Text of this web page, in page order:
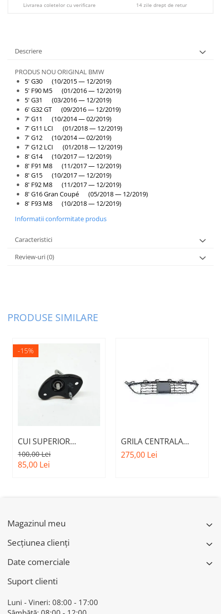
Livrarea coletelor cu verificare 14 zile drept de retur
Descriere
PRODUS NOU ORIGINAL BMW
5' G30 (10/2015 — 12/2019)
5' F90 M5 (01/2016 — 12/2019)
5' G31 (03/2016 — 12/2019)
6' G32 GT (09/2016 — 12/2019)
7' G11 (10/2014 — 02/2019)
7' G11 LCI (01/2018 — 12/2019)
7' G12 (10/2014 — 02/2019)
7' G12 LCI (01/2018 — 12/2019)
8' G14 (10/2017 — 12/2019)
8' F91 M8 (11/2017 — 12/2019)
8' G15 (10/2017 — 12/2019)
8' F92 M8 (11/2017 — 12/2019)
8' G16 Gran Coupé (05/2018 — 12/2019)
8' F93 M8 (10/2018 — 12/2019)
Informatii conformitate produs
Caracteristici
Review-uri(0)
PRODUSE SIMILARE
-15%
CUI SUPERIOR
CAPOTA MOTOR A.M.
51237473707 - BMW
100,00 Lei
85,00 Lei
GRILA CENTRALA
INFERIOARA BARA
275,00 Lei
Magazinul meu
Secțiunea clienți
Date comerciale
Suport clienti
Luni - Vineri: 08:00 - 17:00